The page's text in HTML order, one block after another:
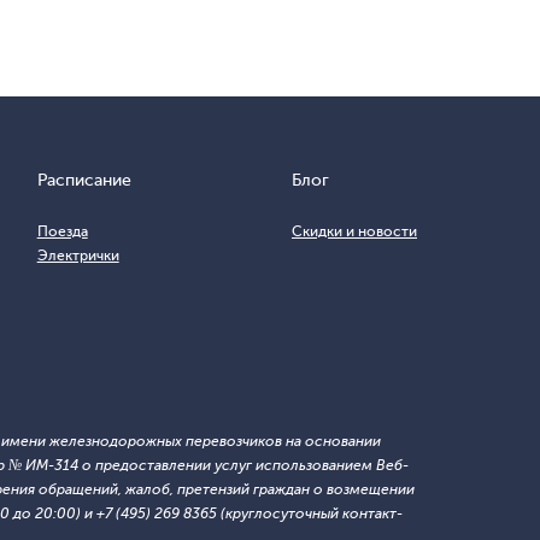
Расписание
Поезда
Электрички
Блог
Скидки и новости
железнодорожных перевозчиков на основании
ИМ-314 о предоставлении услуг использованием Веб-
обращений, жалоб, претензий граждан о возмещении
до 20:00) и +7 (495) 269 8365 (круглосуточный контакт-